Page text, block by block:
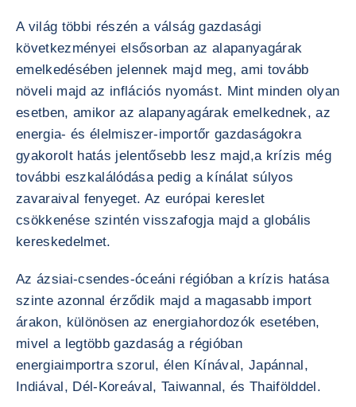
A világ többi részén a válság gazdasági
következményei elsősorban az alapanyagárak
emelkedésében jelennek majd meg, ami tovább
növeli majd az inflációs nyomást. Mint minden olyan
esetben, amikor az alapanyagárak emelkednek, az
energia- és élelmiszer-importőr gazdaságokra
gyakorolt hatás jelentősebb lesz majd,a krízis még
további eszkalálódása pedig a kínálat súlyos
zavaraival fenyeget. Az európai kereslet
csökkenése szintén visszafogja majd a globális
kereskedelmet.
Az ázsiai-csendes-óceáni régióban a krízis hatása
szinte azonnal érződik majd a magasabb import
árakon, különösen az energiahordozók esetében,
mivel a legtöbb gazdaság a régióban
energiaimportra szorul, élen Kínával, Japánnal,
Indiával, Dél-Koreával, Taiwannal, és Thaifölddel.